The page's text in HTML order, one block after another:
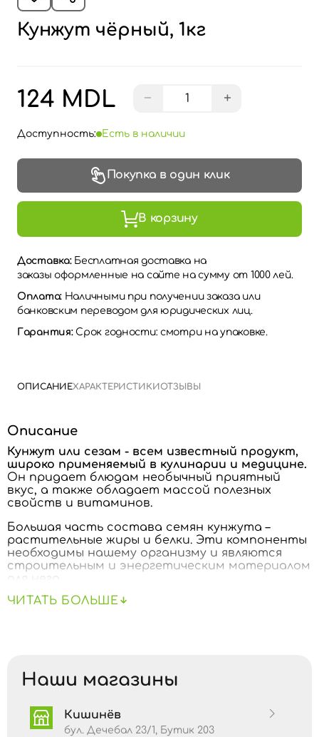
Кунжут чёрный, 1кг
124 MDL − +
Доступность: Есть в наличии
Покупка в один клик
В корзину
Доставка: Бесплатная доставка на
заказы оформленные на сайте на сумму от 1000 лей.
Оплата: Наличными при получении заказа или
банковским переводом для юридических лиц.
Гарантия:Срок годности: смотри на упаковке.
ОПИСАНИЕХАРАКТЕРИСТИКИОТЗЫВЫ
Описание
Кунжут или сезам - всем известный продукт,
широко применяемый в кулинарии и медицине.
Он придает блюдам необычный приятный
вкус, а также обладает массой полезных
свойств и витаминов.
Большая часть состава семян кунжута –
растительные жиры и белки. Эти компоненты
необходимы нашему организму и являются
строительным и энергетическим материалом
для него.
В кунжуте содержится сезамин, который
витаминов, таких как витамины А, группы В, С,
Е, а также важные микроэлементы – цинк,
железо, магний, фосфор, кальций, калий. За счет
ЧИТАТЬ БОЛЬШЕ
Наши магазины
Кишинёв
бул. Дечебал 23/1, Бутик 203